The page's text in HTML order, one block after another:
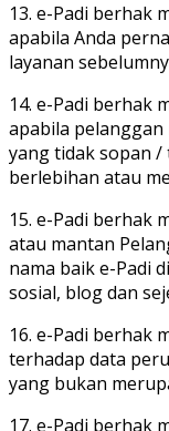
13. e-Padi berhak
apabila Anda
layanan
14. e-Padi berhak
apabila
yang tidak sopan /
berlebihan atau
15. e-Padi berhak
atau mantan
nama baik e-Padi
sosial, blog dan
16. e-Padi berhak
terhadap data
yang bukan
17. e-Padi berhak